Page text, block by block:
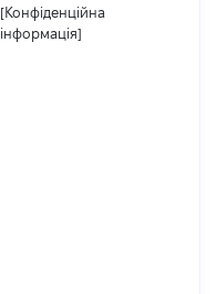
[Конфіденційна
інформація]